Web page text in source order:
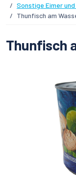
Sonstige Eimer
Thunfisch am
Thunfisch